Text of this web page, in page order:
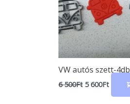
VW autós szett-4db
6 500Ft 5 600Ft